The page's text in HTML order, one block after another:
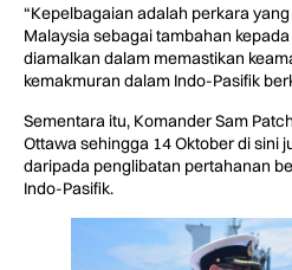
“Kepelbagaian adalah perkara
Malaysia sebagai tambahan
diamalkan dalam memastikan
kemakmuran dalam Indo-Pasifik
Sementara itu, Komander Sam
Ottawa sehingga 14 Oktober di sini
daripada penglibatan pertahanan
Indo-Pasifik.